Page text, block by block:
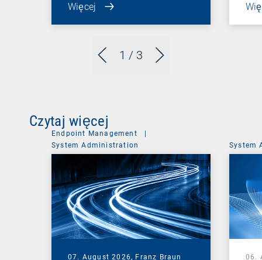
1 / 3
Więcej
Czytaj więcej
Endpoint Management
System Administration
07. August 2026, Franz Braun
System
06.